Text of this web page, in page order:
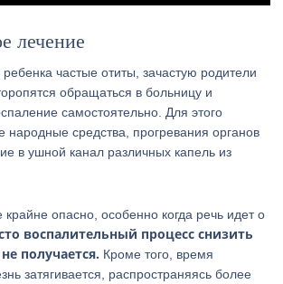
лечение
частые отиты, зачастую родители
обращаться в больницу и
самостоятельно. Для этого
народные средства, прогревания органов
в ушной канал различных капель из
опасно, особенно когда речь идет о
воспалительный процесс снизить
получается. Кроме того, время
затягивается, распространяясь более